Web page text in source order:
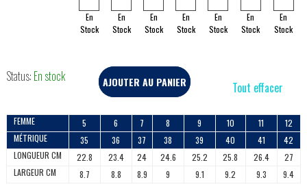
En
Stock
En
Stock
En
Stock
En
Stock
En
Stock
En
Stock
En
Stock
Status: En stock AJOUTER AU PANIER Tout effacer
FEMME 5 6 7 8 9 10 11
12
MÉTRIQUE
35 36 37 38 39 40 41
42
LONGUEUR CM
22.8 23.4 24 24.6 25.2 25.8 26.4
27
LARGEUR CM
8.7 8.8 8.9 9 9.1 9.2 9.3 9.4